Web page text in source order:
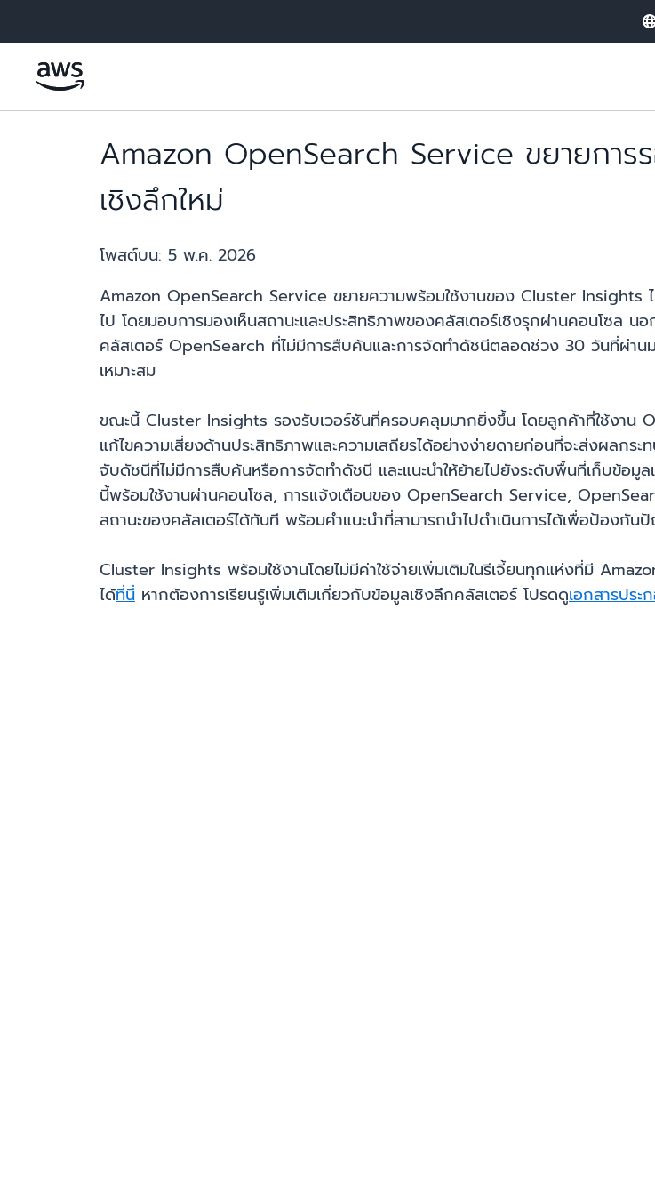
Amazon OpenSearch Service ขยายกา
เชิงลึกใหม่
โพสต์บน: 5 พ.ค. 2026
Amazon OpenSearch Service ขยายความพร้อมใช้งานของ Cluster Insights
ไป โดยมอบการมองเห็นสถานะและประสิทธิภาพของคลัสเตอร์เชิงรุกผ่านคอนโซล
คลัสเตอร์ OpenSearch ที่ไม่มีการสืบค้นและการจัดทำดัชนีตลอดช่วง 30 วันที่ผ่านม
เหมาะสม
ขณะนี้ Cluster Insights รองรับเวอร์ชันที่ครอบคลุมมากยิ่งขึ้น โดยลูกค้าที่ใช้งาน
แก้ไขความเสี่ยงด้านประสิทธิภาพและความเสถียรได้อย่างง่ายดายก่อนที่จะส่งผล
จับดัชนีที่ไม่มีการสืบค้นหรือการจัดทำดัชนี และแนะนำให้ย้ายไปยังระดับพื้นที่เก็บข้อมู
นี้พร้อมใช้งานผ่านคอนโซล, การแจ้งเตือนของ OpenSearch Service,
สถานะของคลัสเตอร์ได้ทันที พร้อมคำแนะนำที่สามารถนำไปดำเนินการได้เพื่อป้อง
Cluster Insights พร้อมใช้งานโดยไม่มีค่าใช้จ่ายเพิ่มเติมในรีเจี้ยนทุกแห่งที่มี
ได้ที่นี่ หากต้องการเรียนรู้เพิ่มเติมเกี่ยวกับข้อมูลเชิงลึกคลัสเตอร์ โปรดดูเอกสารประ